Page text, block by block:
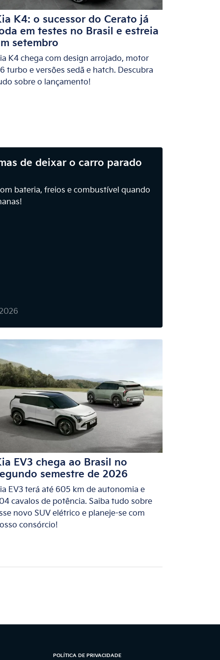
K4: o sucessor do Cerato já
em testes no Brasil e estreia
setembro
K4 chega com design arrojado, motor
turbo e versões sedã e hatch. Descubra
sobre o lançamento!
de deixar o carro parado
bateria, freios e combustível quando
EV3 chega ao Brasil no
semestre de 2026
EV3 terá até 605 km de autonomia e
cavalos de potência. Saiba tudo sobre
novo SUV elétrico e planeje-se com
consórcio!
POLÍTICA DE PRIVACIDADE